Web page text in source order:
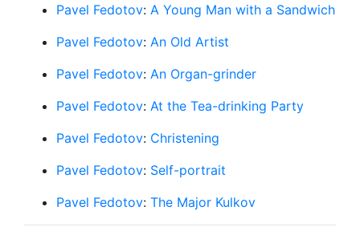
Pavel Fedotov: A Young Man with a Sandwich
Pavel Fedotov: An Old Artist
Pavel Fedotov: An Organ-grinder
Pavel Fedotov: At the Tea-drinking Party
Pavel Fedotov: Christening
Pavel Fedotov: Self-portrait
Pavel Fedotov: The Major Kulkov